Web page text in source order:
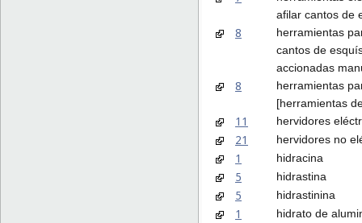
afilar cantos de
8
herramientas
cantos de
accionadas
8
herramientas
[herramientas
11 hervidores
21 hervidores no
1 hidracina
5 hidrastina
5 hidrastinina
1 hidrato de